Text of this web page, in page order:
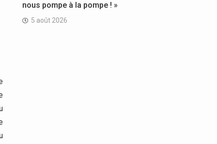
nous pompe à la pompe ! »
5 août 2026